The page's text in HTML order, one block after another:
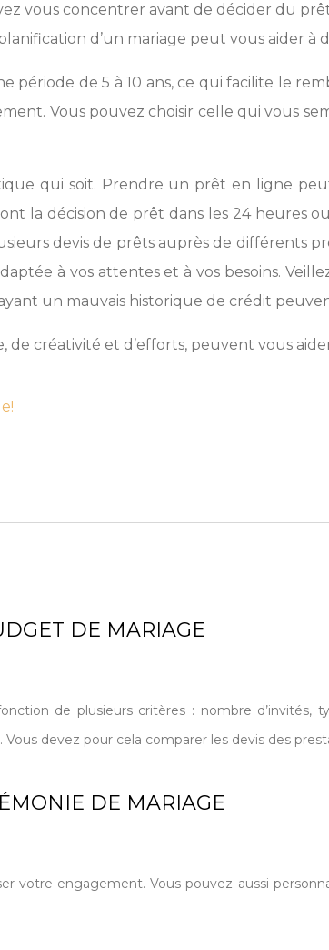
vous concentrer avant de décider du
d’un mariage peut vous aider à
période de 5 à 10 ans, ce qui facilite
Vous pouvez choisir celle qui vous
qui soit. Prendre un prêt en ligne
la décision de prêt dans les 24
devis de prêts auprès de différents
à vos attentes et à vos besoins.
un mauvais historique de crédit
créativité et d’efforts, peuvent vous
DE MARIAGE
de plusieurs critères : nombre d’invités,
devez pour cela comparer les devis des
DE MARIAGE
votre engagement. Vous pouvez aussi